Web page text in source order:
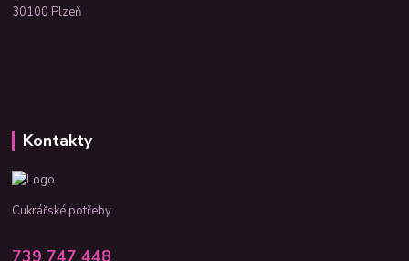
30100 Plzeň
Kontakty
Cukrářské potřeby